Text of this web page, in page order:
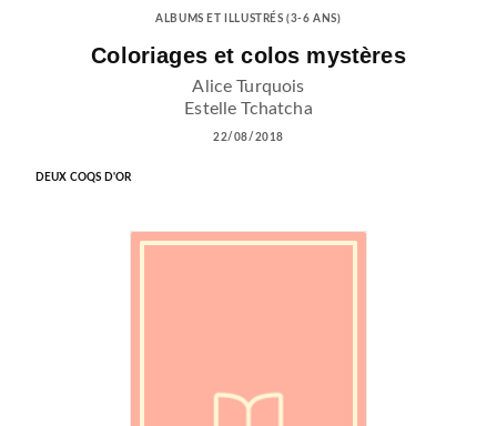
ALBUMS ET ILLUSTRÉS (3-6 ANS)
Coloriages et colos mystères
Alice Turquois
Estelle Tchatcha
22/08/2018
DEUX COQS D'OR